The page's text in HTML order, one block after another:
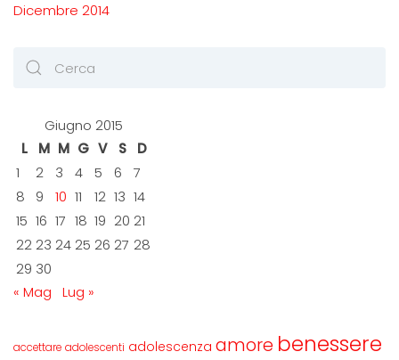
Dicembre 2014
Giugno 2015
L
M M G V S
D
1
2 3 4 5 6
7
8
9 10 11 12 13 14
15 16 17 18 19 20 21
22 23 24 25 26 27 28
29 30
« Mag
Lug »
accettare adolescenti adolescenza amore benessere